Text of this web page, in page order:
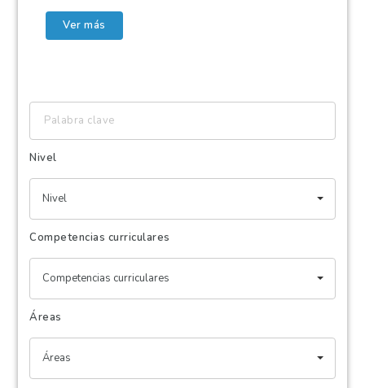
Ver más
clave
Nivel
Nivel
Competencias curriculares
Competencias curriculares
Áreas
Áreas